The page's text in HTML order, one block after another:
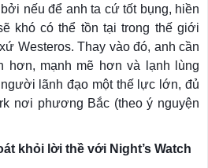
nếu để anh ta cứ tốt bụng, hiền
khó có thể tồn tại trong thế giới
Westeros. Thay vào đó, anh cần
hơn, mạnh mẽ hơn và lạnh lùng
lãnh đạo một thế lực lớn, đủ
nơi phương Bắc (theo ý nguyện
khỏi lời thề với Night’s Watch